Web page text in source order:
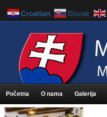
Početna O nama Galerija
Croatian Slovak